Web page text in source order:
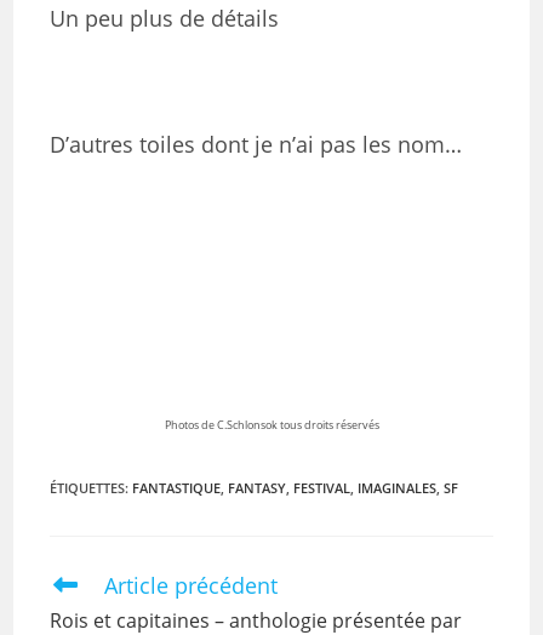
Un peu plus de détails
D’autres toiles dont je n’ai pas les nom…
Photos de C.Schlonsok tous droits réservés
ÉTIQUETTES: FANTASTIQUE, FANTASY, FESTIVAL, IMAGINALES, SF
Article précédent
Rois et capitaines – anthologie présentée par